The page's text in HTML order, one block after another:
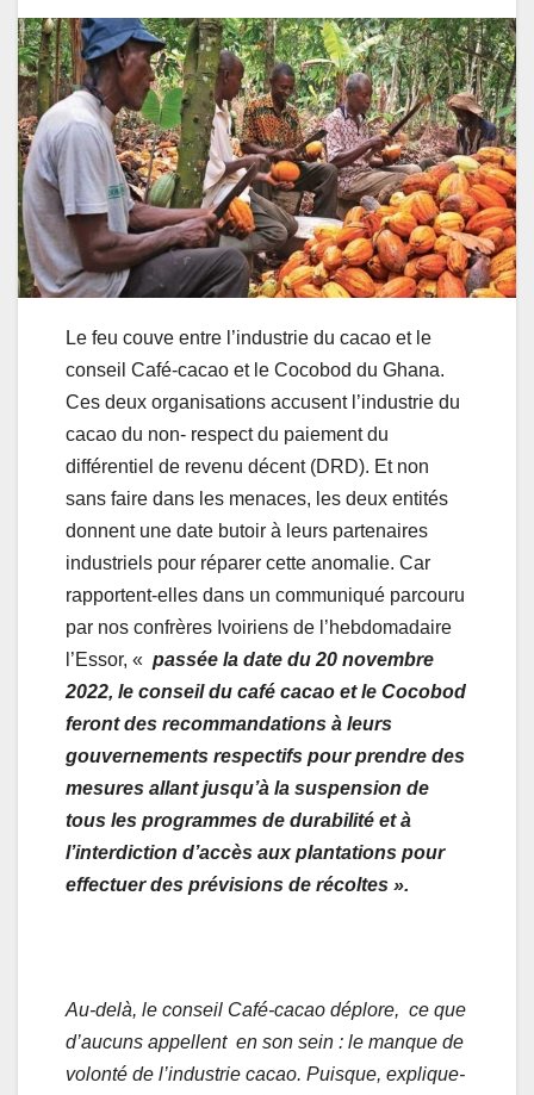
Le feu couve entre l’industrie du cacao et le
conseil Café-cacao et le Cocobod du Ghana.
Ces deux organisations accusent l’industrie du
cacao du non- respect du paiement du
différentiel de revenu décent (DRD). Et non
sans faire dans les menaces, les deux entités
donnent une date butoir à leurs partenaires
industriels pour réparer cette anomalie. Car
rapportent-elles dans un communiqué parcouru
par nos confrères Ivoiriens de l’hebdomadaire
l’Essor, « passée la date du 20 novembre
2022, le conseil du café cacao et le Cocobod
feront des recommandations à leurs
gouvernements respectifs pour prendre des
mesures allant jusqu’à la suspension de
tous les programmes de durabilité et à
l’interdiction d’accès aux plantations pour
effectuer des prévisions de récoltes ».
Au-delà, le conseil Café-cacao déplore, ce que
d’aucuns appellent en son sein : le manque de
volonté de l’industrie cacao. Puisque, explique-